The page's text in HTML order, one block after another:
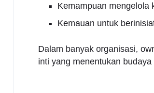
Kemampuan mengelola
Kemauan untuk
Dalam banyak organisasi,
inti yang menentukan budaya